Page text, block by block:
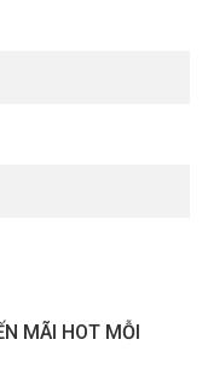
MÃI HOT MỖI